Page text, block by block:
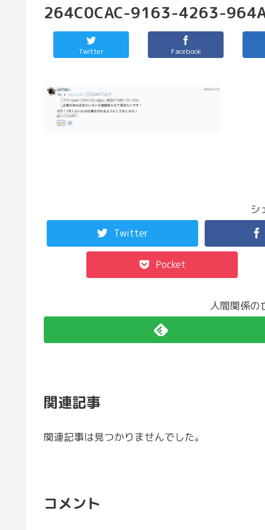
264C0CAC-9163-4263-
Twitter Facebook
シ
Twitter
Pocket
人間関係の
関連記事
関連記事は見つかりませんでした。
コメント